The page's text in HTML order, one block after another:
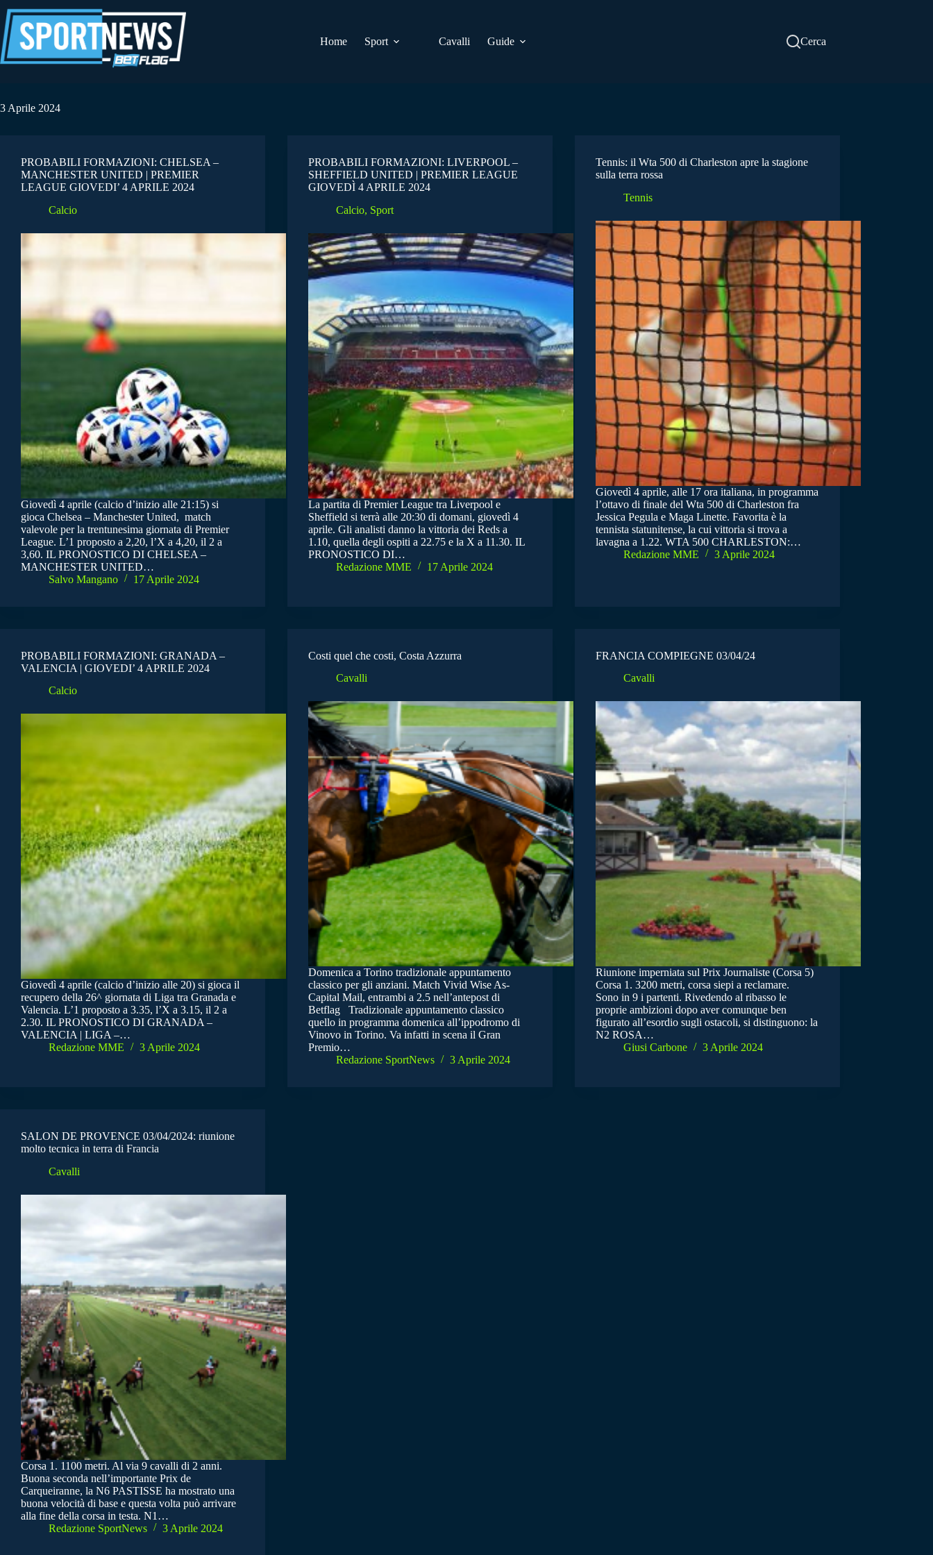
al
contenuto
Home
Sport Cavalli Guide Cerca
3 Aprile 2024
PROBABILI FORMAZIONI: CHELSEA –
MANCHESTER UNITED | PREMIER
LEAGUE GIOVEDI’ 4 APRILE 2024
Calcio
Giovedì 4 aprile (calcio d’inizio alle 21:15) si
gioca Chelsea – Manchester United, match
valevole per la trentunesima giornata di Premier
League. L’1 proposto a 2,20, l’X a 4,20, il 2 a
3,60. IL PRONOSTICO DI CHELSEA –
MANCHESTER UNITED…
Salvo Mangano
17 Aprile 2024
PROBABILI FORMAZIONI: LIVERPOOL –
SHEFFIELD UNITED | PREMIER LEAGUE
GIOVEDÌ 4 APRILE 2024
Calcio, Sport
La partita di Premier League tra Liverpool e
Sheffield si terrà alle 20:30 di domani, giovedì 4
aprile. Gli analisti danno la vittoria dei Reds a
1.10, quella degli ospiti a 22.75 e la X a 11.30. IL
PRONOSTICO DI…
Redazione MME
17 Aprile 2024
Tennis: il Wta 500 di Charleston apre la stagione
sulla terra rossa
Tennis
Giovedì 4 aprile, alle 17 ora italiana, in programma
l’ottavo di finale del Wta 500 di Charleston fra
Jessica Pegula e Maga Linette. Favorita è la
tennista statunitense, la cui vittoria si trova a
lavagna a 1.22. WTA 500 CHARLESTON:…
Redazione MME
3 Aprile 2024
PROBABILI FORMAZIONI: GRANADA –
VALENCIA | GIOVEDI’ 4 APRILE 2024
Calcio
Giovedì 4 aprile (calcio d’inizio alle 20) si gioca il
recupero della 26^ giornata di Liga tra Granada e
Valencia. L’1 proposto a 3.35, l’X a 3.15, il 2 a
2.30. IL PRONOSTICO DI GRANADA –
VALENCIA | LIGA –…
Redazione MME
3 Aprile 2024
Costi quel che costi, Costa Azzurra
Cavalli
Domenica a Torino tradizionale appuntamento
classico per gli anziani. Match Vivid Wise As-
Capital Mail, entrambi a 2.5 nell’antepost di
Betflag Tradizionale appuntamento classico
quello in programma domenica all’ippodromo di
Vinovo in Torino. Va infatti in scena il Gran
Premio…
Redazione SportNews
3 Aprile 2024
FRANCIA COMPIEGNE 03/04/24
Cavalli
Riunione imperniata sul Prix Journaliste (Corsa 5)
Corsa 1. 3200 metri, corsa siepi a reclamare.
Sono in 9 i partenti. Rivedendo al ribasso le
proprie ambizioni dopo aver comunque ben
figurato all’esordio sugli ostacoli, si distinguono: la
N2 ROSA…
Giusi Carbone
3 Aprile 2024
SALON DE PROVENCE 03/04/2024: riunione
molto tecnica in terra di Francia
Cavalli
Corsa 1. 1100 metri. Al via 9 cavalli di 2 anni.
Buona seconda nell’importante Prix de
Carqueiranne, la N6 PASTISSE ha mostrato una
buona velocità di base e questa volta può arrivare
alla fine della corsa in testa. N1…
Redazione SportNews
3 Aprile 2024